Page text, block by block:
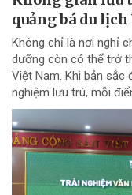
quảng bá du lịch
Không chỉ là nơi nghỉ
dưỡng còn có thể trở
Việt Nam. Khi bản
nghiệm lưu trú, mỗi